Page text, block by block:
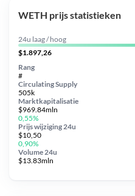
WETH prijs statistieken
24u laag / hoog
$1.897,26
Circulating Supply
505k
Prijs wijziging 24u
$10,50
0,90%
Marktkapitalisatie
$969.84mln
0,55%
Volume 24u
$13.83mln
Rang
#